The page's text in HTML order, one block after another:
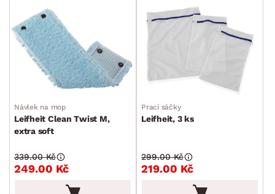
Návlek na mop
Leifheit Clean Twist M,
extra soft
249.00 Kč
339.00 Kč
Prací sáčky
Leifheit, 3 ks
219.00 Kč
299.00 Kč